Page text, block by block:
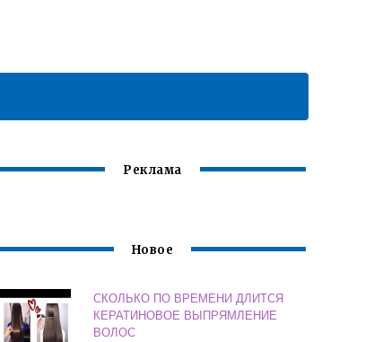
Реклама
Новое
СКОЛЬКО ПО ВРЕМЕНИ ДЛИТСЯ
КЕРАТИНОВОЕ ВЫПРЯМЛЕНИЕ
ВОЛОС